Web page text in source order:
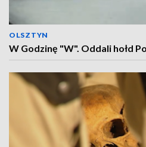
OLSZTYN
W Godzinę "W". Oddali hołd